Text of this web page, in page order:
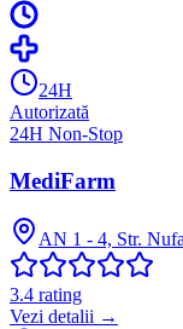
24H
Autorizată
24H Non-Stop
MediFarm
AN 1 - 4, Str.
3.4 rating
Vezi detalii →